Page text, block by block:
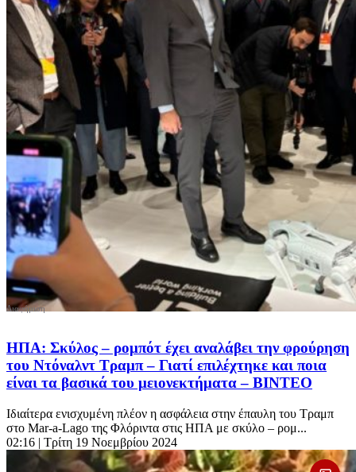
ΗΠΑ: Σκύλος – ρομπότ έχει αναλάβει την φρούρηση
του Ντόναλντ Τραμπ – Γιατί επιλέχτηκε και ποια
είναι τα βασικά του μειονεκτήματα – ΒΙΝΤΕΟ
Ιδιαίτερα ενισχυμένη πλέον η ασφάλεια στην έπαυλη του Τραμπ
στο Mar-a-Lago της Φλόριντα στις ΗΠΑ με σκύλο – ρομ...
02:16 | Τρίτη 19 Νοεμβρίου 2024